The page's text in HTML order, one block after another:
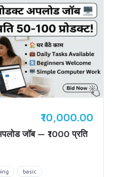
₹10,000.00
basic
जॉब — ₹1000 प्रति